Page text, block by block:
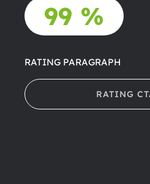
99 %
RATING PARAGRAPH
RATING